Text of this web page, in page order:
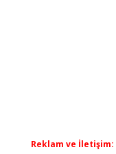
Reklam ve İletişim: